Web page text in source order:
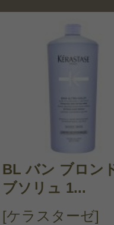
/たるみ/引き
ュームモイス
く
BL バン ブロン
ブソリュ 1...
[ケラスターゼ]